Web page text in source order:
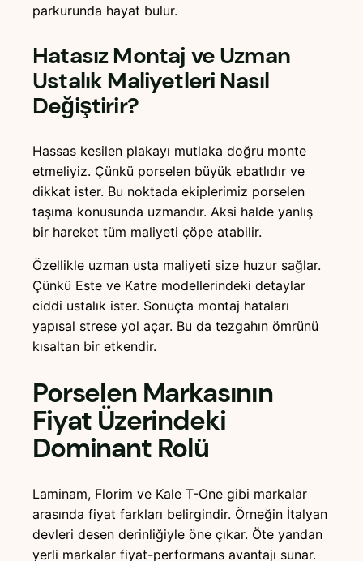
parkurunda hayat bulur.
Hatasız Montaj ve Uzman
Ustalık Maliyetleri Nasıl
Değiştirir?
Hassas kesilen plakayı mutlaka doğru monte
etmeliyiz. Çünkü porselen büyük ebatlıdır ve
dikkat ister. Bu noktada ekiplerimiz porselen
taşıma konusunda uzmandır. Aksi halde yanlış
bir hareket tüm maliyeti çöpe atabilir.
Özellikle uzman usta maliyeti size huzur sağlar.
Çünkü Este ve Katre modellerindeki detaylar
ciddi ustalık ister. Sonuçta montaj hataları
yapısal strese yol açar. Bu da tezgahın ömrünü
kısaltan bir etkendir.
Porselen Markasının
Fiyat Üzerindeki
Dominant Rolü
Laminam, Florim ve Kale T-One gibi markalar
arasında fiyat farkları belirgindir. Örneğin İtalyan
devleri desen derinliğiyle öne çıkar. Öte yandan
yerli markalar fiyat-performans avantajı sunar.